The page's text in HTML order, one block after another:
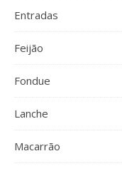
Entradas
Feijão
Fondue
Lanche
Macarrão